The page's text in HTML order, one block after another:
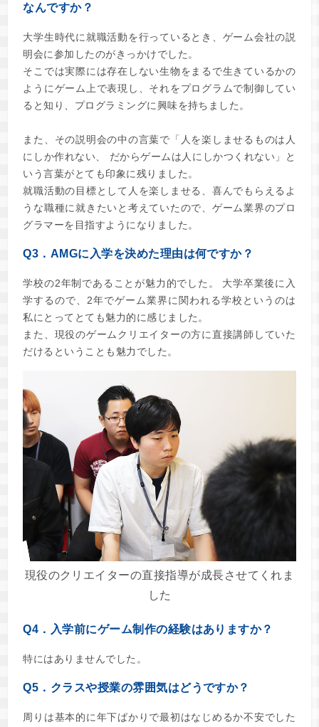
なんですか？
大学生時代に就職活動を行っているとき、ゲーム会社の説
明会に参加したのがきっかけでした。
そこでは実際には存在しない生物をまるで生きているかの
ようにゲーム上で表現し、それをプログラムで制御してい
ると知り、プログラミングに興味を持ちました。
また、その説明会の中の言葉で「人を楽しませるものは人
にしか作れない、 だからゲームは人にしかつくれない」と
いう言葉がとても印象に残りました。
就職活動の目標として人を楽しませる、喜んでもらえるよ
うな職種に就きたいと考えていたので、ゲーム業界のプロ
グラマーを目指すようになりました。
Q3．AMGに入学を決めた理由は何ですか？
学校の2年制であることが魅力的でした。 大学卒業後に入
学するので、2年でゲーム業界に関われる学校というのは
私にとってとても魅力的に感じました。
また、現役のゲームクリエイターの方に直接講師していた
だけるということも魅力でした。
現役のクリエイターの直接指導が成長させてくれま
した
Q4．入学前にゲーム制作の経験はありますか？
特にはありませんでした。
Q5．クラスや授業の雰囲気はどうですか？
周りは基本的に年下ばかりで最初はなじめるか不安でした